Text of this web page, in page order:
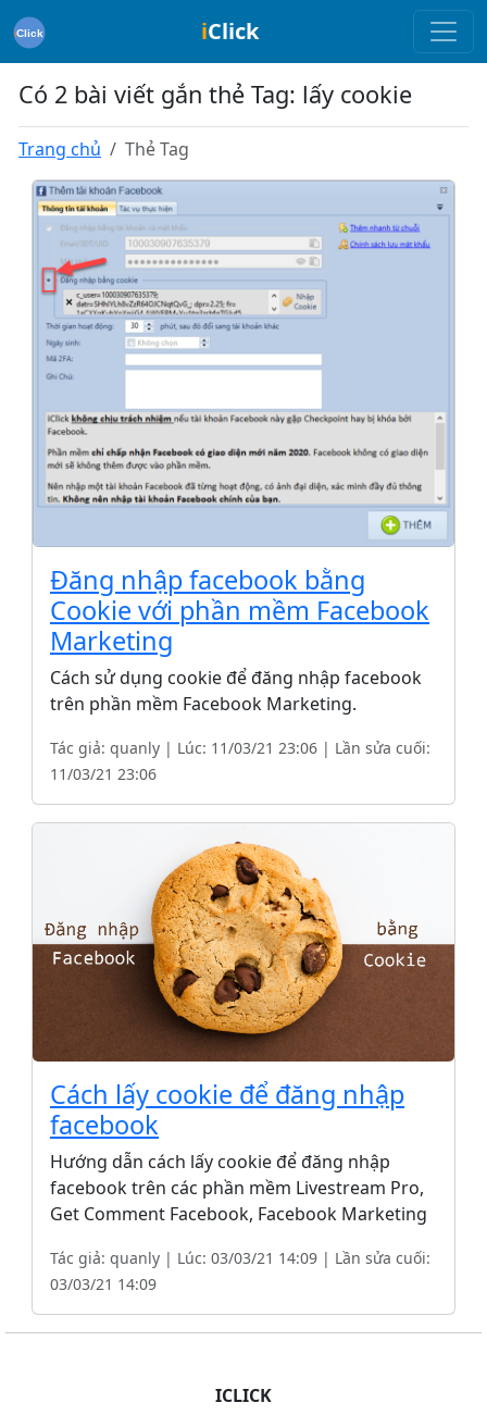
iClick
Có 2 bài viết gắn thẻ Tag: lấy cookie
Trang chủ Thẻ Tag
Đăng nhập facebook bằng
Cookie với phần mềm Facebook
Marketing
Cách sử dụng cookie để đăng nhập facebook
trên phần mềm Facebook Marketing.
Tác giả: quanly | Lúc: 11/03/21 23:06 | Lần sửa cuối:
11/03/21 23:06
Cách lấy cookie để đăng nhập
facebook
Hướng dẫn cách lấy cookie để đăng nhập
facebook trên các phần mềm Livestream Pro,
Get Comment Facebook, Facebook Marketing
Tác giả: quanly | Lúc: 03/03/21 14:09 | Lần sửa cuối:
03/03/21 14:09
ICLICK